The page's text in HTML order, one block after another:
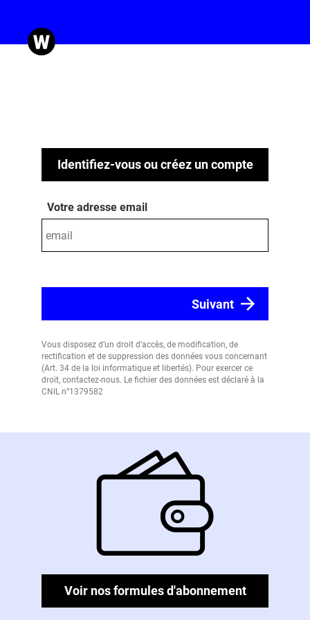
Identifiez-vous ou créez un compte
Votre adresse email
Vous disposez d’un droit d’accès, de modification, de
rectification et de suppression des données vous concernant
(Art. 34 de la loi informatique et libertés). Pour exercer ce
droit, contactez-nous. Le fichier des données est déclaré à la
CNIL n°1379582
Voir nos formules d'abonnement